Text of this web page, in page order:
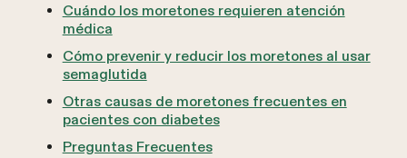
Cuándo los moretones requieren atención
médica
Cómo prevenir y reducir los moretones al usar
semaglutida
Otras causas de moretones frecuentes en
pacientes con diabetes
Preguntas Frecuentes